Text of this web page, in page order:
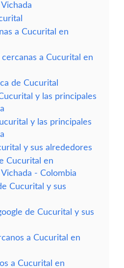
a Cucurital en
a Cucurital en
de Cucurital
y las principales
y las principales
y sus alrededores
Cucurital en
- Colombia
Cucurital y sus
de Cucurital y sus
a Cucurital en
a Cucurital en